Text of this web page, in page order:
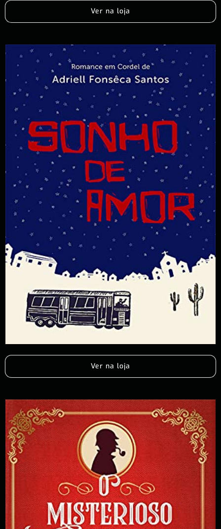
Ver na loja
Ver na loja